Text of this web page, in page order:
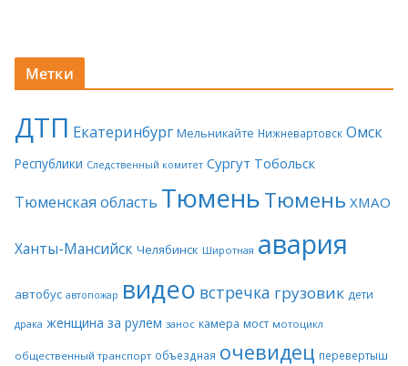
Метки
ДТП Екатеринбург Мельникайте Нижневартовск Омск
Республики Следственный комитет Сургут Тобольск
Тюменская область ТюменьТюмень ХМАО
Ханты-Мансийск Челябинск Широтная авария
автобус автопожар видео встречка грузовик дети
драка женщина за рулем занос камера мост мотоцикл
общественный транспорт объездная очевидец перевертыш